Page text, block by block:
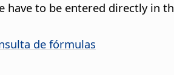
have to be entered directly in
de fórmulas